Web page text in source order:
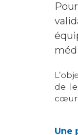
de
cœur
Une